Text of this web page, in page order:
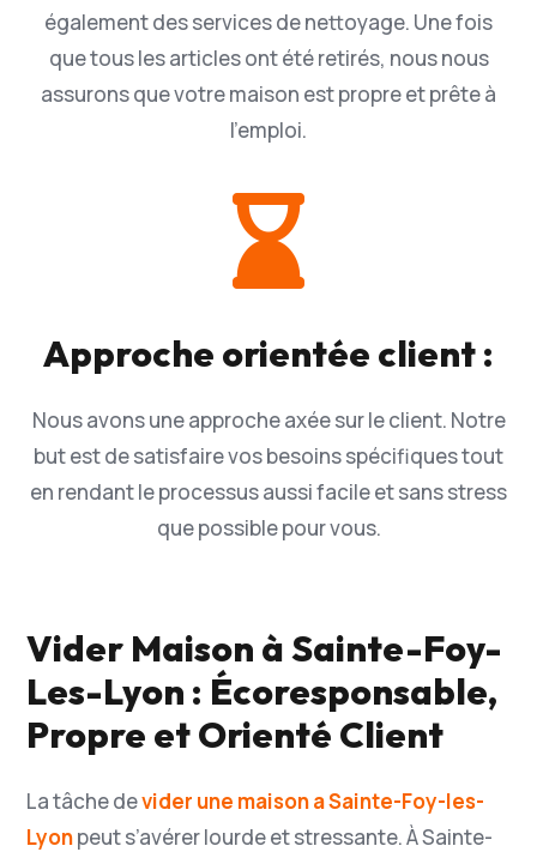
également des services de nettoyage. Une fois
que tous les articles ont été retirés, nous nous
assurons que votre maison est propre et prête à
l’emploi.

Approche orientée client :
Nous avons une approche axée sur le client. Notre
but est de satisfaire vos besoins spécifiques tout
en rendant le processus aussi facile et sans stress
que possible pour vous.
Vider Maison à Sainte-Foy-
Les-Lyon : Écoresponsable,
Propre et Orienté Client
La tâche devider une maison a Sainte-Foy-les-
Lyonpeut s’avérer lourde et stressante. À Sainte-